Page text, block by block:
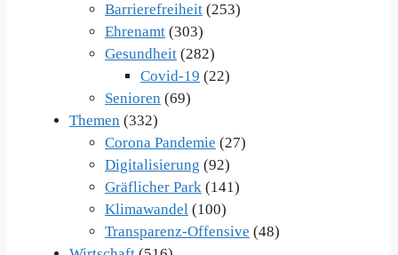
Barrierefreiheit (253)
Ehrenamt (303)
Gesundheit (282)
Covid-19 (22)
Senioren (69)
Themen (332)
Corona Pandemie (27)
Digitalisierung (92)
Gräflicher Park (141)
Klimawandel (100)
Transparenz-Offensive (48)